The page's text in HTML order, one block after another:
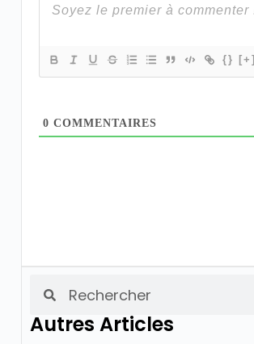
{} [+]
0 COMMENTAIRES
Autres Articles